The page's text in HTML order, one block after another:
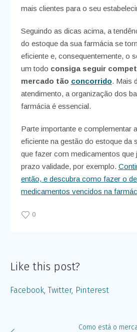
mais clientes para o seu
Seguindo as dicas acima, a
do estoque da sua farmácia se
eficiente e, consequentemente, o
um todo consiga seguir
mercado tão concorrido. Mais
atendimento, a organização dos
farmácia é essencial.
Parte importante e complementar
eficiente na gestão do estoque da
que fazer com medicamentos que
prazo validade, por exemplo.
então, e descubra como fazer o
medicamentos vencidos na
0
Like this post?
Facebook Twitter Pinterest
Como está o